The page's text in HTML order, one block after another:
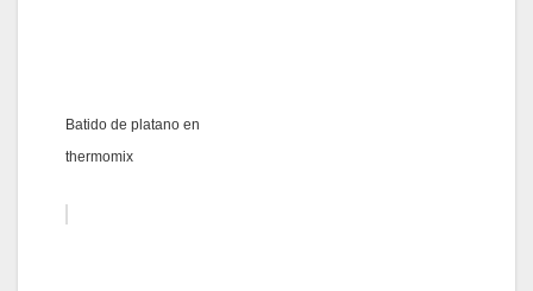
Batido de platano en
thermomix